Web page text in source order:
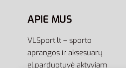
APIE MUS
VLSport.lt – sporto
aprangos ir aksesuarų
el.parduotuvė aktyviam